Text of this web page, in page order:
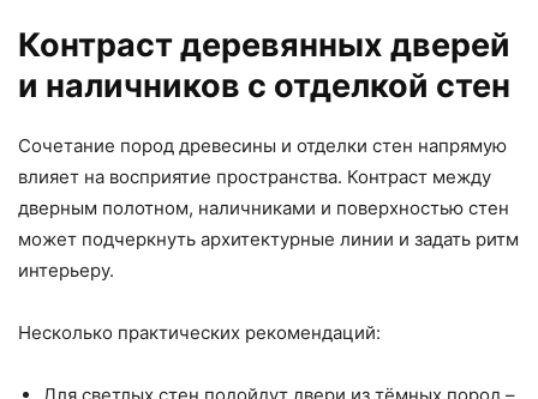
Контраст деревянных дверей
и наличников с отделкой стен
Сочетание пород древесины и отделки стен напрямую
влияет на восприятие пространства. Контраст между
дверным полотном, наличниками и поверхностью стен
может подчеркнуть архитектурные линии и задать ритм
интерьеру.
Несколько практических рекомендаций: